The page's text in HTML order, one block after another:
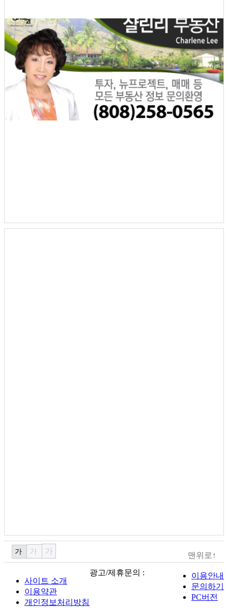
맨위로↑
가 가 가
이용안내
문의하기
PC버전
사이트 소개
이용약관
개인정보처리방침
광고/제휴문의 :